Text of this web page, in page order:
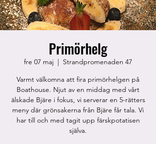
Primörhelg
fre 07 maj
  |
Strandpromenaden 47
Varmt välkomna att fira primörhelgen på
Boathouse. Njut av en middag med vårt
älskade Bjäre i fokus, vi serverar en 5-rätters
meny där grönsakerna från Bjäre får tala. Vi
har till och med tagit upp färskpotatisen
själva.